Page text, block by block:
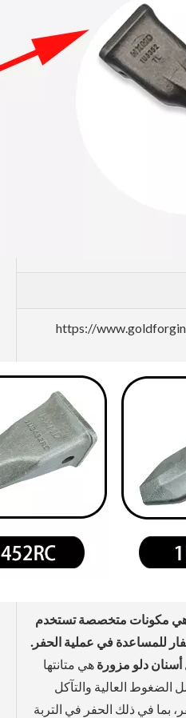
https://
هي مكونات متخصصة تستخدم
للمساعدة في عملية الحفر.
أسنان دلو مزورة هي متانتها
الضغوط العالية والتآكل
بما في ذلك الحفر في التربة